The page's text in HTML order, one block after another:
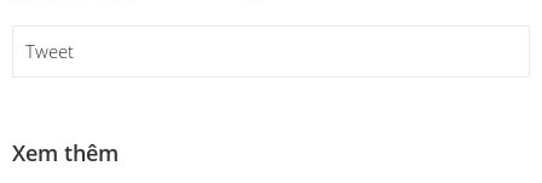
Tweet
Xem thêm